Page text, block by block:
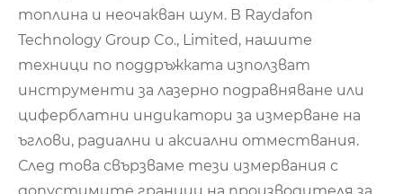
топлина и неочакван шум. В Raydafon
Technology Group Co., Limited, нашите
техници по поддръжката използват
инструменти за лазерно подравняване или
циферблатни индикатори за измерване на
ъглови, радиални и аксиални отмествания.
След това свързваме тези измервания с